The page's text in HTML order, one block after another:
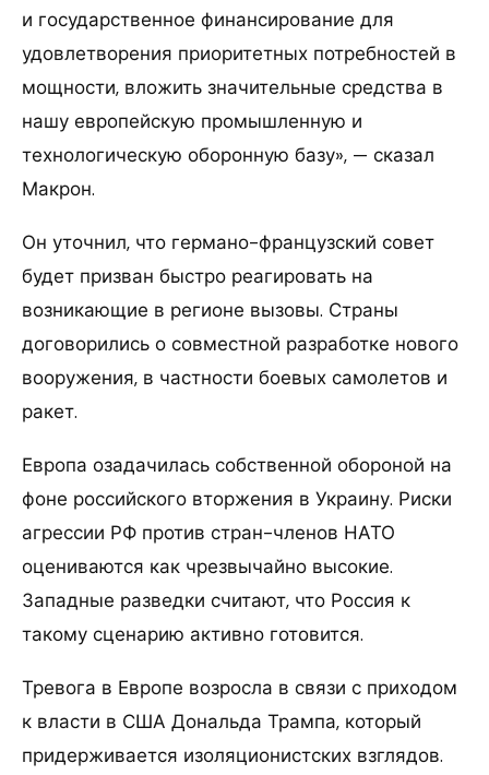
и государственное финансирование для
удовлетворения приоритетных потребностей в
мощности, вложить значительные средства в
нашу европейскую промышленную и
технологическую оборонную базу», — сказал
Макрон.
Он уточнил, что германо-французский совет
будет призван быстро реагировать на
возникающие в регионе вызовы. Страны
договорились о совместной разработке нового
вооружения, в частности боевых самолетов и
ракет.
Европа озадачилась собственной обороной на
фоне российского вторжения в Украину. Риски
агрессии РФ против стран-членов НАТО
оцениваются как чрезвычайно высокие.
Западные разведки считают, что Россия к
такому сценарию активно готовится.
Тревога в Европе возросла в связи с приходом
к власти в США Дональда Трампа, который
придерживается изоляционистских взглядов.